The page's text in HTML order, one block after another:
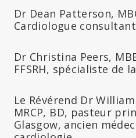
Dr Dean Patterson,
Cardiologue consultant
Dr Christina Peers,
FFSRH, spécialiste de
Le Révérend Dr
MRCP, BD, pasteur
Glasgow, ancien